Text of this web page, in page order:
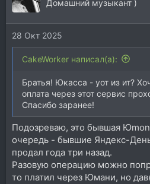
Домашний музыкант )
28 Окт 2025
CakeWorker написал(а):
Братья! Юкасса - уот из ит?
оплата через этот сервис
Спасибо заранее!
Подозреваю, это бывшая
очередь - бывшие Яндекс-
продал года три назад.
Разовую операцию можно
то платил через Юмани, но